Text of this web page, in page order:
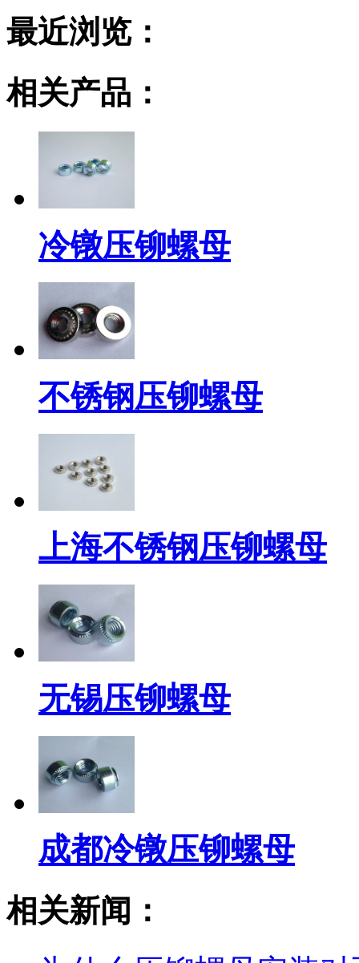
最近浏览：
相关产品：
冷镦压铆螺母
不锈钢压铆螺母
上海不锈钢压铆螺母
无锡压铆螺母
成都冷镦压铆螺母
相关新闻：